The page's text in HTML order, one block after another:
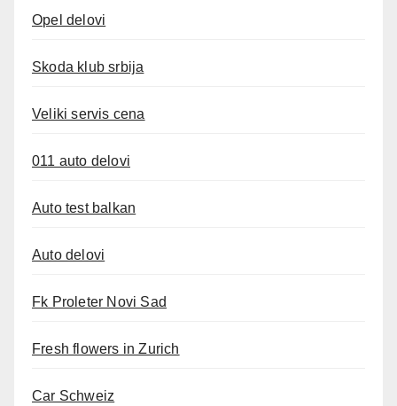
Opel delovi
Skoda klub srbija
Veliki servis cena
011 auto delovi
Auto test balkan
Auto delovi
Fk Proleter Novi Sad
Fresh flowers in Zurich
Car Schweiz